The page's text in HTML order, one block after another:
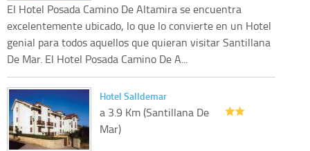
El Hotel Posada Camino De Altamira se encuentra
excelentemente ubicado, lo que lo convierte en un Hotel
genial para todos aquellos que quieran visitar Santillana
De Mar. El Hotel Posada Camino De A...
Hotel Salldemar
a 3.9 Km (Santillana De
Mar)